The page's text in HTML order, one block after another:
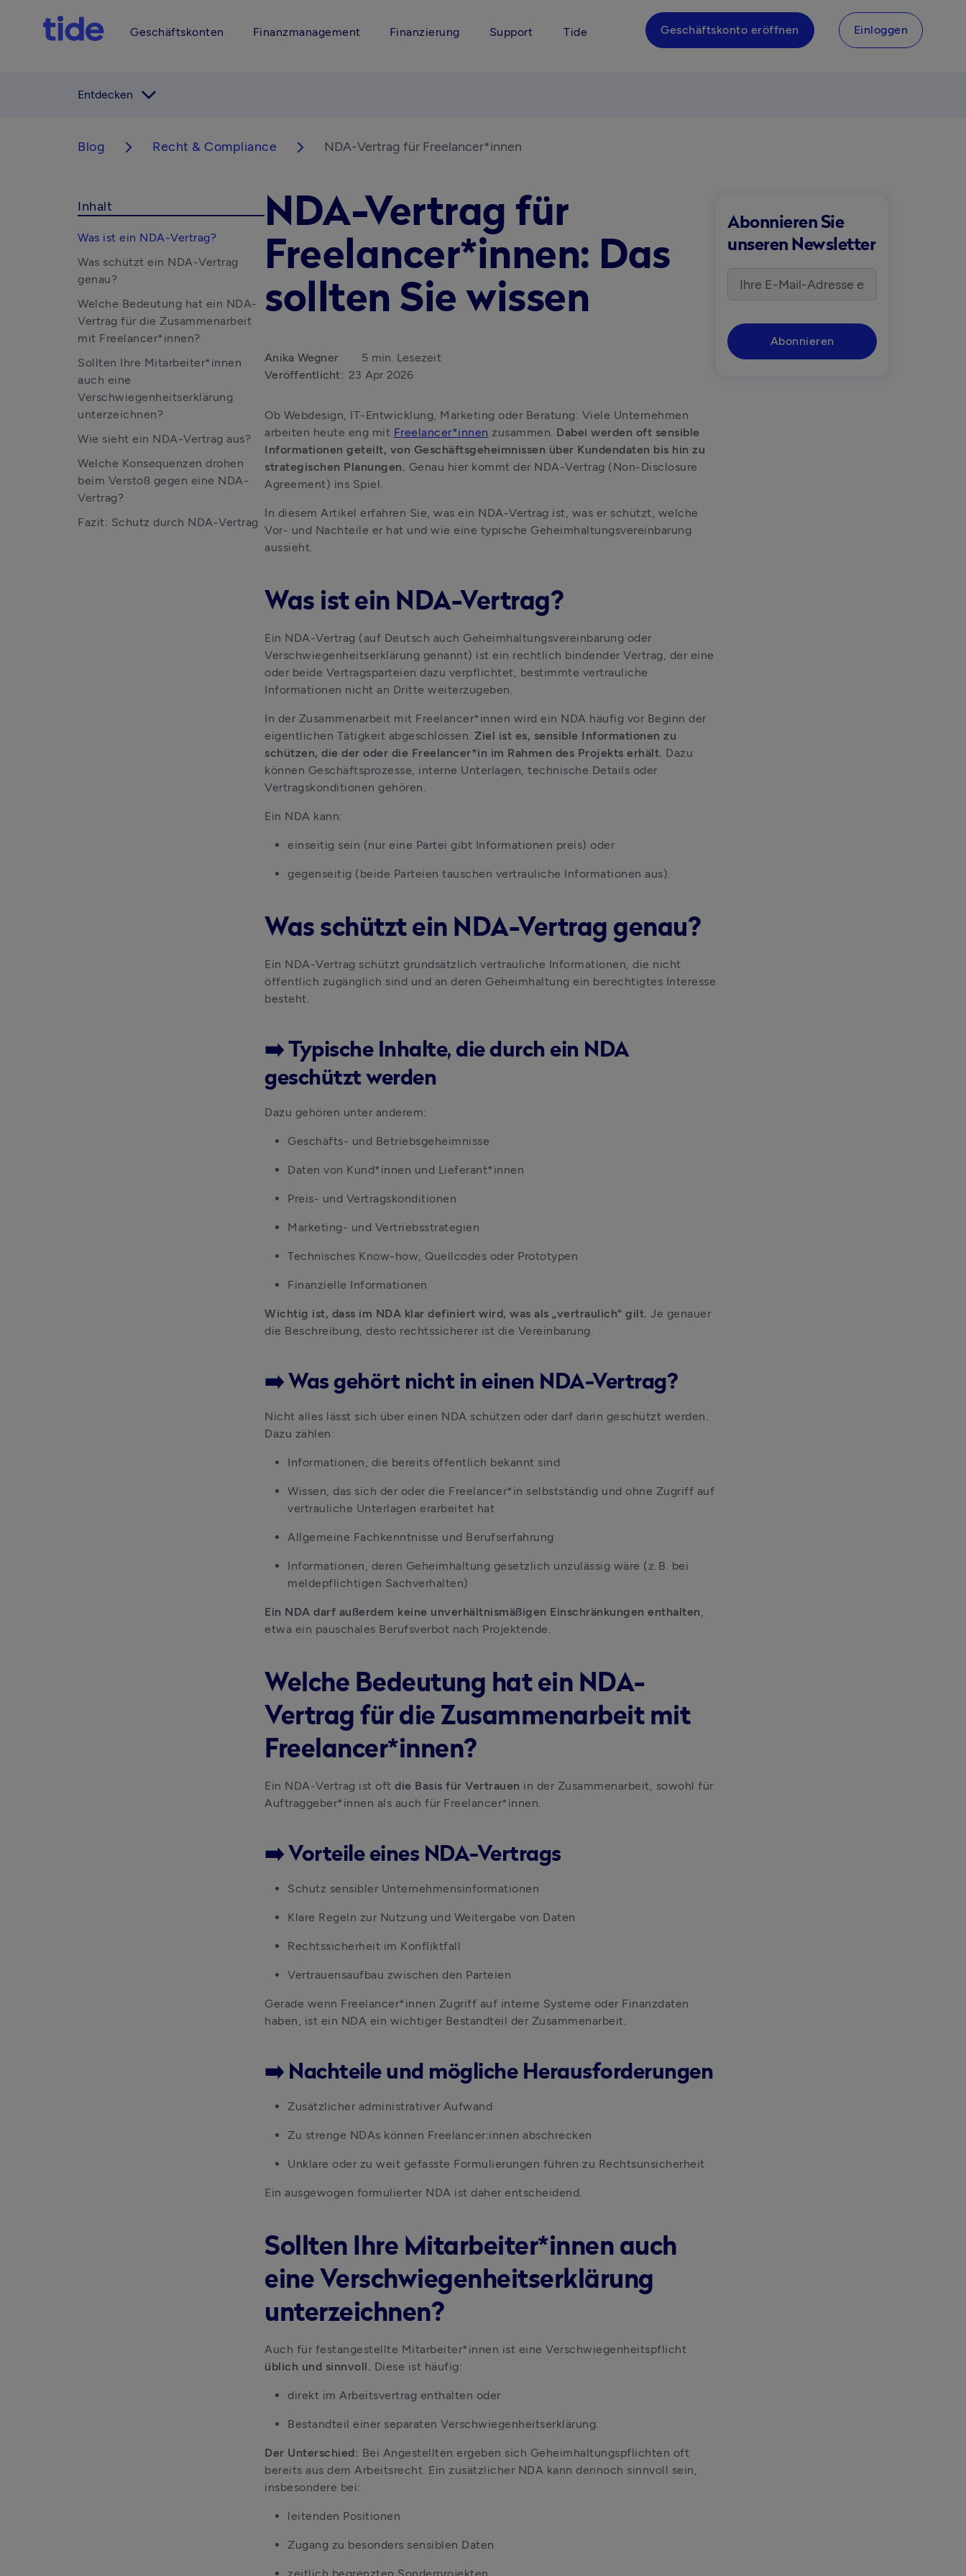
Geschäftskonten Finanzmanagement Finanzierung Support Tide Geschäftskonto eröffnen Einloggen
Entdecken arrow_forward_ios
Blog arrow_forward_ios Recht & Compliance arrow_forward_ios NDA-Vertrag für Freelancer*innen
Inhalt
Was ist ein NDA-Vertrag?
Was schützt ein NDA-Vertrag
genau?
Welche Bedeutung hat ein NDA-
Vertrag für die Zusammenarbeit
mit Freelancer*innen?
Sollten Ihre Mitarbeiter*innen
auch eine
Verschwiegenheitserklärung
unterzeichnen?
Wie sieht ein NDA-Vertrag aus?
Welche Konsequenzen drohen
beim Verstoß gegen eine NDA-
Vertrag?
Fazit: Schutz durch NDA-Vertrag
NDA-Vertrag für
Freelancer*innen: Das
sollten Sie wissen
Anika Wegner
5 min. Lesezeit
Veröffentlicht: 23 Apr 2026
Ob Webdesign, IT-Entwicklung, Marketing oder Beratung: Viele Unternehmen
arbeiten heute eng mit Freelancer*innen zusammen. Dabei werden oft sensible
Informationen geteilt, von Geschäftsgeheimnissen über Kundendaten bis hin zu
strategischen Planungen. Genau hier kommt der NDA-Vertrag (Non-Disclosure
Agreement) ins Spiel.
In diesem Artikel erfahren Sie, was ein NDA-Vertrag ist, was er schützt, welche
Vor- und Nachteile er hat und wie eine typische Geheimhaltungsvereinbarung
aussieht.
Was ist ein NDA-Vertrag?
Ein NDA-Vertrag (auf Deutsch auch Geheimhaltungsvereinbarung oder
Verschwiegenheitserklärung genannt) ist ein rechtlich bindender Vertrag, der eine
oder beide Vertragsparteien dazu verpflichtet, bestimmte vertrauliche
Informationen nicht an Dritte weiterzugeben.
In der Zusammenarbeit mit Freelancer*innen wird ein NDA häufig vor Beginn der
eigentlichen Tätigkeit abgeschlossen. Ziel ist es, sensible Informationen zu
schützen, die der oder die Freelancer*in im Rahmen des Projekts erhält. Dazu
können Geschäftsprozesse, interne Unterlagen, technische Details oder
Vertragskonditionen gehören.
Ein NDA kann:
einseitig sein (nur eine Partei gibt Informationen preis) oder
gegenseitig (beide Parteien tauschen vertrauliche Informationen aus).
Was schützt ein NDA-Vertrag genau?
Ein NDA-Vertrag schützt grundsätzlich vertrauliche Informationen, die nicht
öffentlich zugänglich sind und an deren Geheimhaltung ein berechtigtes Interesse
besteht.
➡️ Typische Inhalte, die durch ein NDA
geschützt werden
Dazu gehören unter anderem:
Geschäfts- und Betriebsgeheimnisse
Daten von Kund*innen und Lieferant*innen
Preis- und Vertragskonditionen
Marketing- und Vertriebsstrategien
Technisches Know-how, Quellcodes oder Prototypen
Finanzielle Informationen
Wichtig ist, dass im NDA klar definiert wird, was als „vertraulich“ gilt. Je genauer
die Beschreibung, desto rechtssicherer ist die Vereinbarung.
➡️ Was gehört nicht in einen NDA-Vertrag?
Nicht alles lässt sich über einen NDA schützen oder darf darin geschützt werden.
Dazu zählen:
Informationen, die bereits öffentlich bekannt sind
Wissen, das sich der oder die Freelancer*in selbstständig und ohne Zugriff auf
vertrauliche Unterlagen erarbeitet hat
Allgemeine Fachkenntnisse und Berufserfahrung
Informationen, deren Geheimhaltung gesetzlich unzulässig wäre (z. B. bei
meldepflichtigen Sachverhalten)
Ein NDA darf außerdem keine unverhältnismäßigen Einschränkungen enthalten,
etwa ein pauschales Berufsverbot nach Projektende.
Welche Bedeutung hat ein NDA-
Vertrag für die Zusammenarbeit mit
Freelancer*innen?
Ein NDA-Vertrag ist oft die Basis für Vertrauen in der Zusammenarbeit, sowohl für
Auftraggeber*innen als auch für Freelancer*innen.
➡️ Vorteile eines NDA-Vertrags
Schutz sensibler Unternehmensinformationen
Klare Regeln zur Nutzung und Weitergabe von Daten
Rechtssicherheit im Konfliktfall
Vertrauensaufbau zwischen den Parteien
Gerade wenn Freelancer*innen Zugriff auf interne Systeme oder Finanzdaten
haben, ist ein NDA ein wichtiger Bestandteil der Zusammenarbeit.
➡️ Nachteile und mögliche Herausforderungen
Zusätzlicher administrativer Aufwand
Zu strenge NDAs können Freelancer:innen abschrecken
Unklare oder zu weit gefasste Formulierungen führen zu Rechtsunsicherheit
Ein ausgewogen formulierter NDA ist daher entscheidend.
Sollten Ihre Mitarbeiter*innen auch
eine Verschwiegenheitserklärung
unterzeichnen?
üblich und sinnvoll. Diese ist häufig:
direkt im Arbeitsvertrag enthalten oder
Bestandteil einer separaten Verschwiegenheitserklärung.
Der Unterschied: Bei Angestellten ergeben sich Geheimhaltungspflichten oft
bereits aus dem Arbeitsrecht. Ein zusätzlicher NDA kann dennoch sinnvoll sein,
insbesondere bei:
leitenden Positionen
Zugang zu besonders sensiblen Daten
Abonnieren Sie
unseren Newsletter
Abonnieren